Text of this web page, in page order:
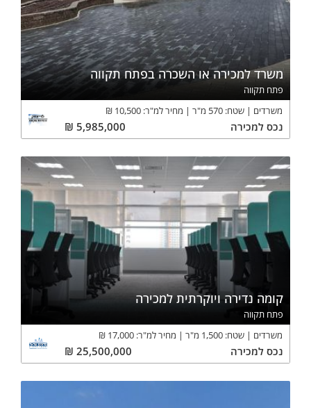
משרד למכירה או השכרה בפתח תקווה
פתח תקווה
משרדים
שטח: 570 מ"ר מחיר למ"ר: 10,500
₪
נכס למכירה 5,985,000
₪
קומה נדירה ויוקרתית למכירה
פתח תקווה
משרדים
שטח: 1,500 מ"ר מחיר למ"ר: 17,000
₪
נכס למכירה 25,500,000
₪